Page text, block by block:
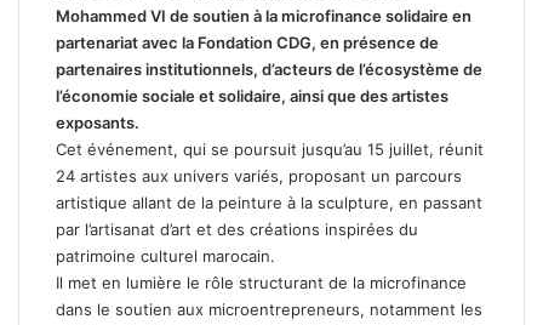
Mohammed VI de soutien à la microfinance solidaire en
partenariat avec la Fondation CDG, en présence de
partenaires institutionnels, d’acteurs de l’écosystème de
l’économie sociale et solidaire, ainsi que des artistes
exposants.
Cet événement, qui se poursuit jusqu’au 15 juillet, réunit
24 artistes aux univers variés, proposant un parcours
artistique allant de la peinture à la sculpture, en passant
par l’artisanat d’art et des créations inspirées du
patrimoine culturel marocain.
Il met en lumière le rôle structurant de la microfinance
dans le soutien aux microentrepreneurs, notamment les